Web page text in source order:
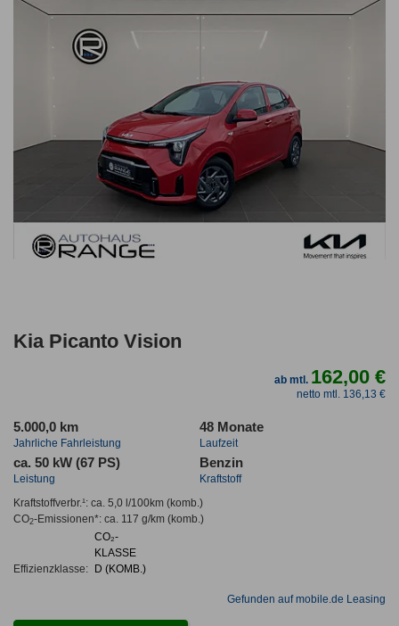
Kia Picanto Vision
ab mtl. 162,00 €
netto mtl. 136,13 €
5.000,0 km
Jahrliche Fahrleistung
48 Monate
Laufzeit
ca. 50 kW (67 PS)
Leistung
Benzin
Kraftstoff
Kraftstoffverbr.¹: ca. 5,0 l/100km(komb.)
CO2-Emissionen*: ca. 117 g/km(komb.)
Effizienzklasse:
CO₂-
KLASSE
D (KOMB.)
Gefunden auf mobile.de Leasing